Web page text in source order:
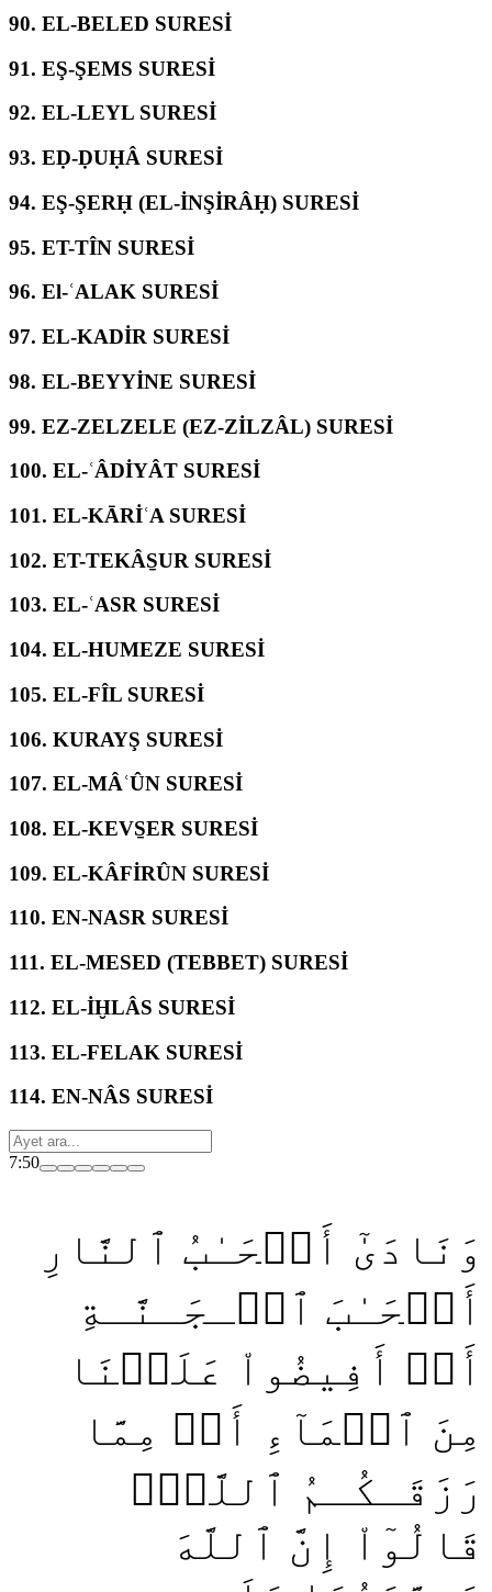
90. EL-BELED SURESİ
91. EŞ-ŞEMS SURESİ
92. EL-LEYL SURESİ
93. EḌ-ḌUḤÂ SURESİ
94. EŞ-ŞERḤ (EL-İNŞİRÂḤ) SURESİ
95. ET-TÎN SURESİ
96. El-ʿALAK SURESİ
97. EL-KADİR SURESİ
98. EL-BEYYİNE SURESİ
99. EZ-ZELZELE (EZ-ZİLZÂL) SURESİ
100. EL-ʿÂDİYÂT SURESİ
101. EL-KĀRİʿA SURESİ
102. ET-TEKÂS̱UR SURESİ
103. EL-ʿASR SURESİ
104. EL-HUMEZE SURESİ
105. EL-FÎL SURESİ
106. KURAYŞ SURESİ
107. EL-MÂʿÛN SURESİ
108. EL-KEVS̱ER SURESİ
109. EL-KÂFİRÛN SURESİ
110. EN-NASR SURESİ
111. EL-MESED (TEBBET) SURESİ
112. EL-İḪLÂS SURESİ
113. EL-FELAK SURESİ
114. EN-NÂS SURESİ
7:50
وَنَادَىٰٓ أَصۡحَـٰبُ ٱلنَّارِ
أَصۡحَـٰبَ ٱلۡـجَـنَّـةِ
أَنۡ أَفِيضُواْ عَلَيۡنَا
مِنَ ٱلۡمَآءِ أَوۡ مِمَّا
رَزَقَـكُـمُ ٱللَّهُۚ
قَالُوٓاْ إِنَّ ٱللَّهَ